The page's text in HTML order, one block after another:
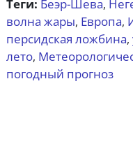
Теги: Беэр-Шева,
волна жары, Европа,
персидская ложбина,
лето,
погодный прогноз